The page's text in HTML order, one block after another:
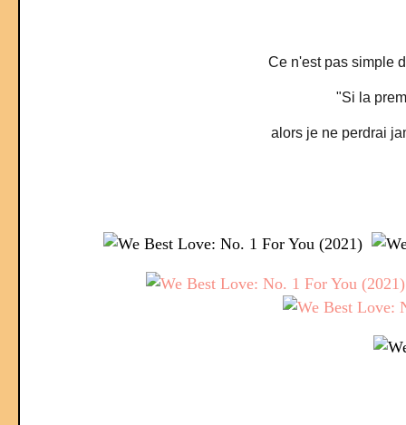
Ce n'est pas simple
"Si la
alors je ne perdrai